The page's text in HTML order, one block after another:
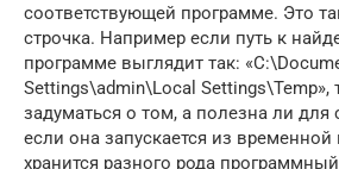
соответствующей программе. Это
строчка. Например если путь к
программе выглядит так:
Settings\admin\Local Settings\Temp»,
задуматься о том, а полезна ли
если она запускается из
хранится разного рода